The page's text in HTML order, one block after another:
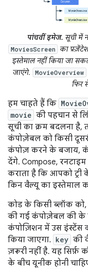
पांचवीं इमेज. सूची में
MoviesScreen का
इस्तेमाल नहीं किया जा
जाएंगे.
MovieOverview
फिर
हम चाहते हैं कि
movie की पहचान से
सूची का क्रम बदलना है,
कंपोज़ेबल को किसी
कंपोज़ करने के बजाय,
देंगे. Compose,
कराता है कि आपको
किन वैल्यू का इस्तेमाल
कोड के किसी ब्लॉक
की गई कंपोज़ेबल की के
कंपोज़िशन में उस इंस्टेंस
किया जाएगा. key की
ज़रूरी नहीं है. यह
के बीच यूनीक होनी